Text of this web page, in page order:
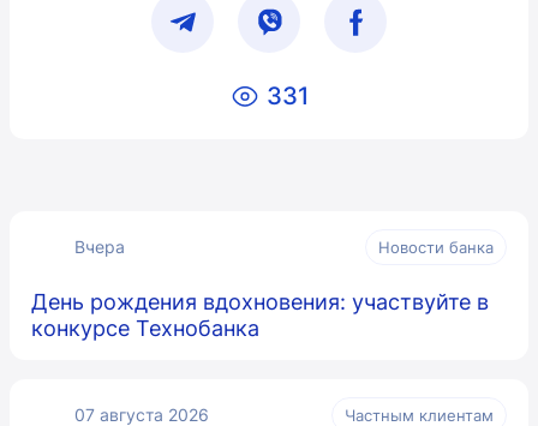
331
Вчера Новости банка
День рождения вдохновения: участвуйте в
конкурсе Технобанка
07 августа 2026 Частным клиентам